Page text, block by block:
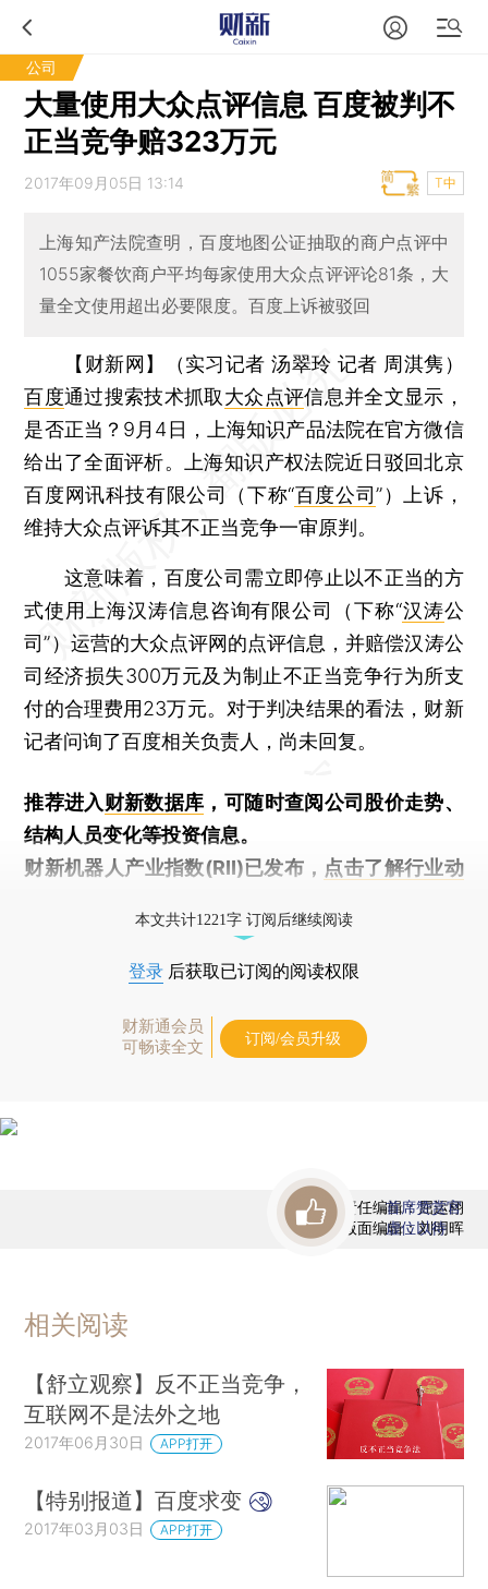
公司
大量使用大众点评信息 百度被判不
正当竞争赔323万元
2017年09月05日 13:14 T中
上海知产法院查明，百度地图公证抽取的商户点评中
1055家餐饮商户平均每家使用大众点评评论81条，大
量全文使用超出必要限度。百度上诉被驳回
【财新网】（实习记者 汤翠玲 记者 周淇隽）
百度通过搜索技术抓取大众点评信息并全文显示，
是否正当？9月4日，上海知识产品法院在官方微信
给出了全面评析。上海知识产权法院近日驳回北京
百度网讯科技有限公司（下称“百度公司”）上诉，
维持大众点评诉其不正当竞争一审原判。
这意味着，百度公司需立即停止以不正当的方
式使用上海汉涛信息咨询有限公司（下称“汉涛公
司”）运营的大众点评网的点评信息，并赔偿汉涛公
司经济损失300万元及为制止不正当竞争行为所支
付的合理费用23万元。对于判决结果的看法，财新
记者问询了百度相关负责人，尚未回复。
推荐进入财新数据库 ，可随时查阅公司股价走势、
结构人员变化等投资信息。
财新机器人产业指数(RII)已发布， 点击了解行业动
本文共计1221字 订阅后继续阅读
登录 后获取已订阅的阅读权限
财新通会员
可畅读全文
订阅/会员升级
责任编辑：屈运栩
版面编辑：刘明晖
首席赞赏官
虚位以待
相关阅读
【舒立观察】反不正当竞争，
互联网不是法外之地
2017年06月30日 APP打开
【特别报道】百度求变
2017年03月03日 APP打开